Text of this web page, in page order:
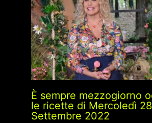
È sempre mezzogiorno
le ricette di Mercoledì 28
Settembre 2022